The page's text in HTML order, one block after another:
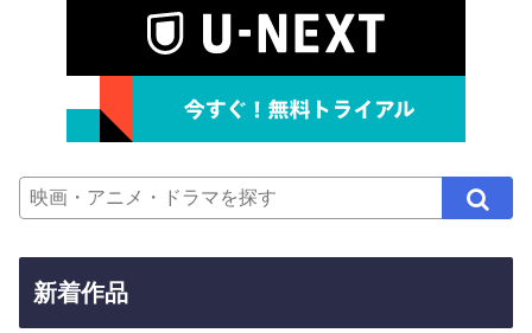
新着作品